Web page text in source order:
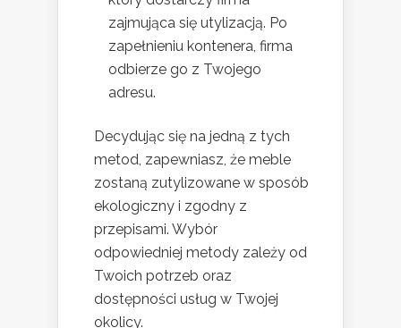
zajmująca się utylizacją. Po
zapełnieniu kontenera, firma
odbierze go z Twojego
adresu.
Decydując się na jedną z tych
metod, zapewniasz, że meble
zostaną zutylizowane w sposób
ekologiczny i zgodny z
przepisami. Wybór
odpowiedniej metody zależy od
Twoich potrzeb oraz
dostępności usług w Twojej
okolicy.